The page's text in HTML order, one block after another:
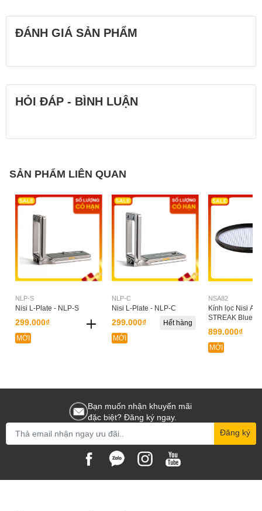
ĐÁNH GIÁ SẢN PHẨM
HỎI ĐÁP - BÌNH LUẬN
SẢN PHẨM LIÊN QUAN
NLP-S
Nisi L-Plate - NLP-S
299.000₫
MỚI
NLP-C
Nisi L-Plate - NLP-C
299.000₫
Hết hàng
MỚI
NSA82
Kính lọc Nisi
STREAK Blue
899.000₫
MỚI
Bạn muốn nhận khuyến mãi
đặc biệt? Đăng ký ngay.
Đăng ký